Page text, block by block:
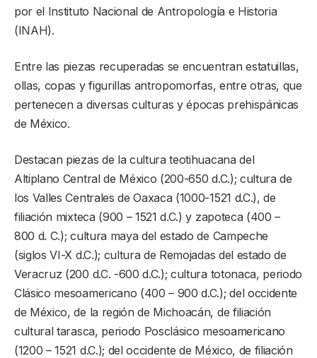
por el Instituto Nacional de Antropología e Historia
(INAH).
Entre las piezas recuperadas se encuentran estatuillas,
ollas, copas y figurillas antropomorfas, entre otras, que
pertenecen a diversas culturas y épocas prehispánicas
de México.
Destacan piezas de la cultura teotihuacana del
Altiplano Central de México (200-650 d.C.); cultura de
los Valles Centrales de Oaxaca (1000-1521 d.C.), de
filiación mixteca (900 – 1521 d.C.) y zapoteca (400 –
800 d. C.); cultura maya del estado de Campeche
(siglos VI-X d.C.); cultura de Remojadas del estado de
Veracruz (200 d.C. -600 d.C.); cultura totonaca, periodo
Clásico mesoamericano (400 – 900 d.C.); del occidente
de México, de la región de Michoacán, de filiación
cultural tarasca, periodo Posclásico mesoamericano
(1200 – 1521 d.C.); del occidente de México, de filiación